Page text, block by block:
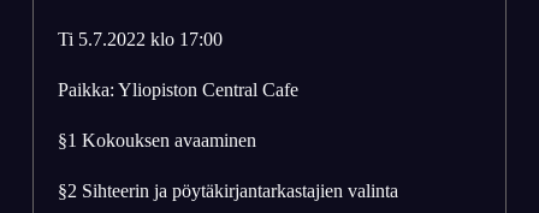
Ti 5.7.2022 klo 17:00
Paikka: Yliopiston Central Cafe
§1 Kokouksen avaaminen
§2 Sihteerin ja pöytäkirjantarkastajien valinta